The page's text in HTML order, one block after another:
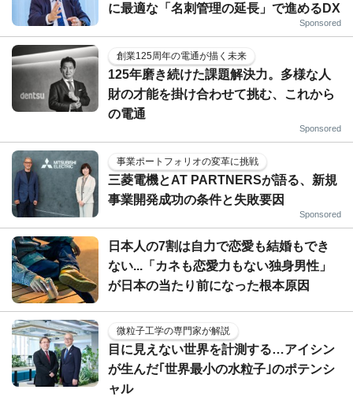
に最適な「名刺管理の延長」で進めるDX
Sponsored
創業125周年の電通が描く未来
125年磨き続けた課題解決力。多様な人
財の才能を掛け合わせて挑む、これから
の電通
Sponsored
事業ポートフォリオの変革に挑戦
三菱電機とAT PARTNERSが語る、新規
事業開発成功の条件と失敗要因
Sponsored
日本人の7割は自力で恋愛も結婚もでき
ない...「カネも恋愛力もない独身男性」
が日本の当たり前になった根本原因
微粒子工学の専門家が解説
目に見えない世界を計測する…アイシン
が生んだ｢世界最小の水粒子｣のポテンシ
ャル